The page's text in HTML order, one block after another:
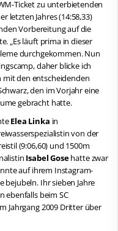
Ticket zu unterbietenden
letzten Jahres (14:58,33)
Vorbereitung auf die
„Es läuft prima in dieser
durchgekommen. Nun
daher blicke ich
den entscheidenden
den im Vorjahr eine
gebracht hatte.
Elea Linka in
von der
(9:06,60) und 1500m
Isabel Gosehatte zwar
auf ihrem Instagram-
bejubeln. Ihr sieben Jahre
ebenfalls beim SC
Jahrgang 2009 Dritter über